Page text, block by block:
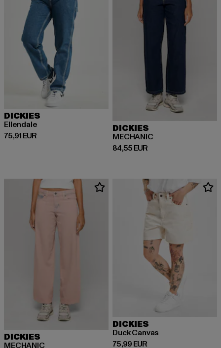
DICKIES
Ellendale
75,91 EUR
Derzeitiger Preis: 75,91 EUR
DICKIES
MECHANIC
84,55 EUR
Derzeitiger Preis: 84,55 EUR
DICKIES
MECHANIC
DICKIES
Duck Canvas
75,99 EUR
Derzeitiger Preis: 75,99 EUR